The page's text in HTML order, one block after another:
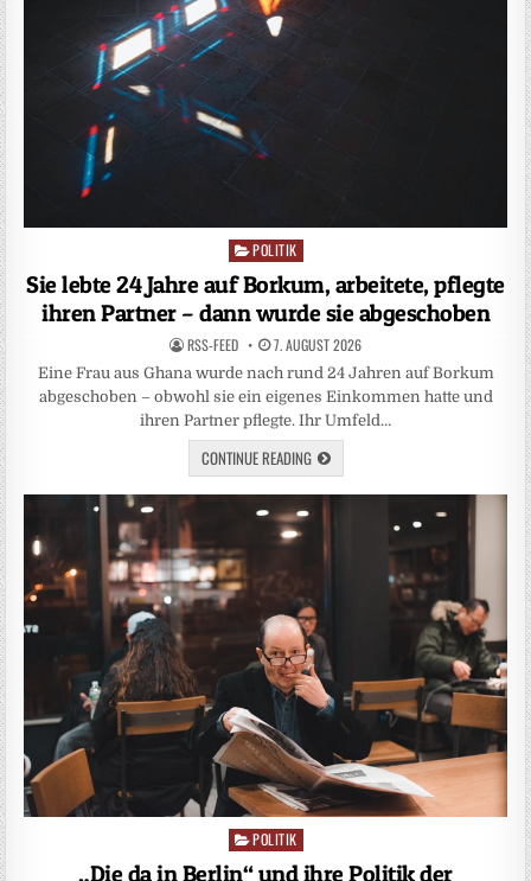
Posted
in
POLITIK
Sie lebte 24 Jahre auf Borkum, arbeitete, pflegte
ihren Partner – dann wurde sie abgeschoben
RSS-FEED 7. AUGUST 2026
Eine Frau aus Ghana wurde nach rund 24 Jahren auf Borkum
abgeschoben – obwohl sie ein eigenes Einkommen hatte und
ihren Partner pflegte. Ihr Umfeld…
CONTINUE READING
Posted
in
POLITIK
„Die da in Berlin“ und ihre Politik der